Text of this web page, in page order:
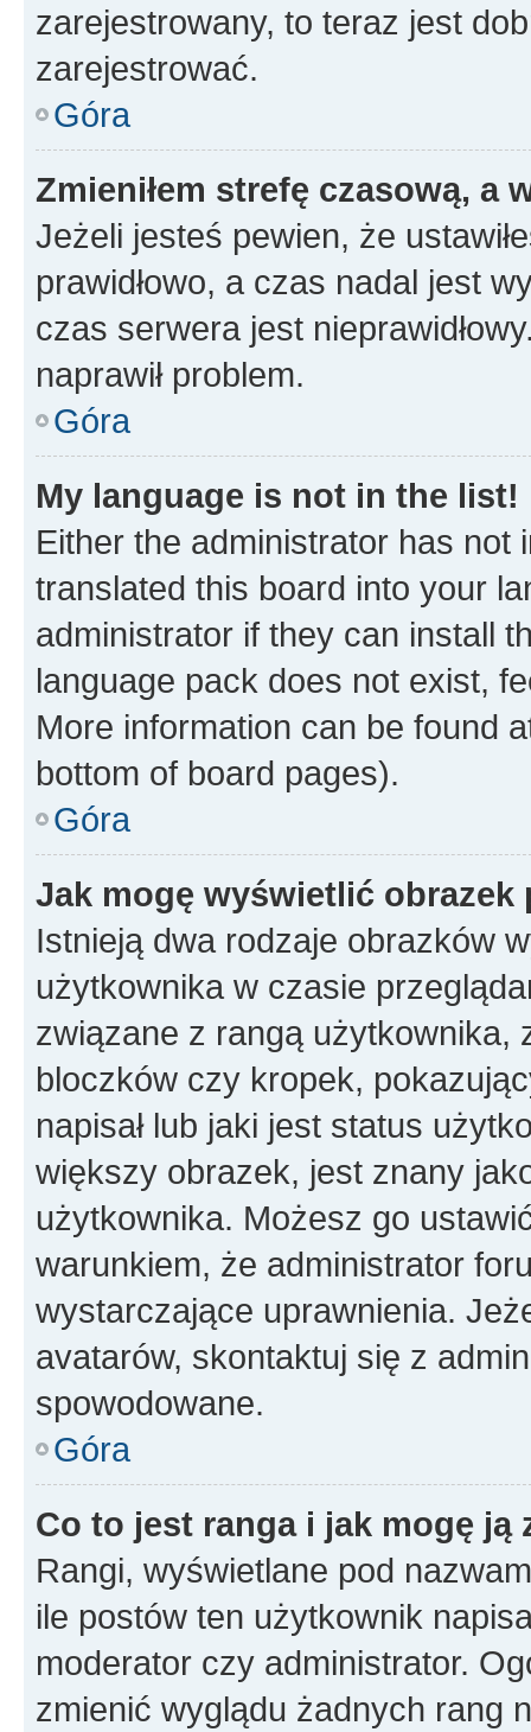
zarejestrowany, to teraz jest
zarejestrować.
Góra
Zmieniłem strefę czasową, a
Jeżeli jesteś pewien, że
prawidłowo, a czas nadal jest
czas serwera jest
naprawił problem.
Góra
My language is not in the list!
Either the administrator has not
translated this board into your
administrator if they can install
language pack does not exist,
More information can be found
bottom of board pages).
Góra
Jak mogę wyświetlić
Istnieją dwa rodzaje obrazków
użytkownika w czasie
związane z rangą użytkownika,
bloczków czy kropek,
napisał lub jaki jest status
większy obrazek, jest znany
użytkownika. Możesz go
warunkiem, że administrator
wystarczające uprawnienia.
avatarów, skontaktuj się z
spowodowane.
Góra
Co to jest ranga i jak mogę ją
Rangi, wyświetlane pod
ile postów ten użytkownik
moderator czy administrator.
zmienić wyglądu żadnych rang